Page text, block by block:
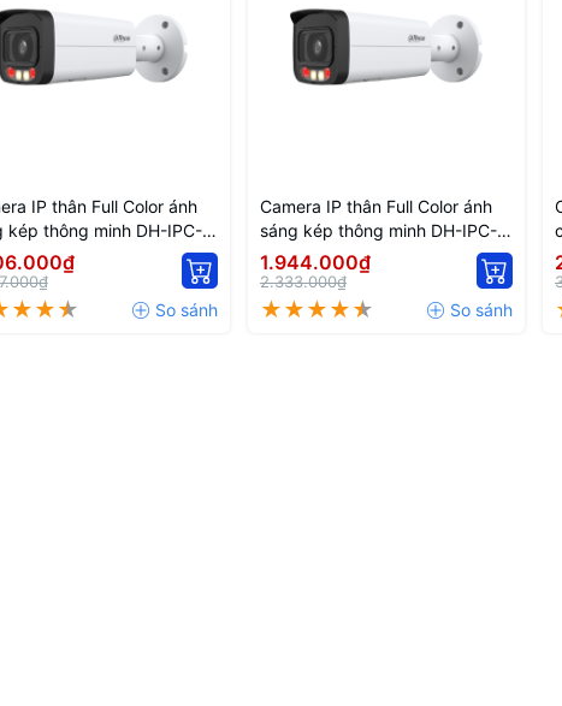
IP thân Full Color ánh
kép thông minh DH-IPC-
AS-IL
Camera IP thân Full Color ánh
sáng kép thông minh DH-IPC-
HFW2249T-AS-IL
1.944.000₫
2.333.000₫